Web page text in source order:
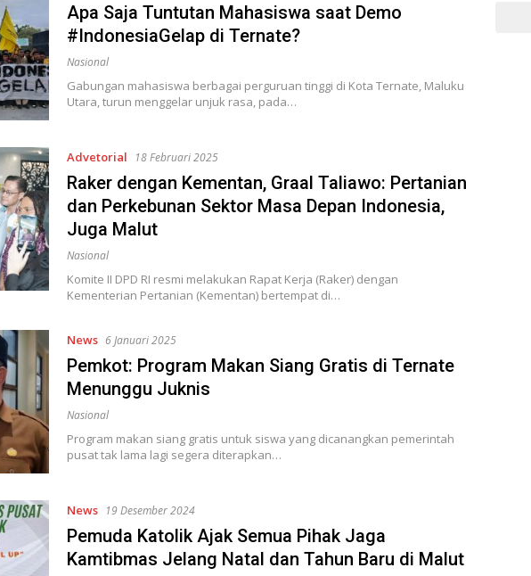
Apa Saja Tuntutan Mahasiswa saat Demo
#IndonesiaGelap di Ternate?
Nasional
Gabungan mahasiswa berbagai perguruan tinggi di Kota Ternate, Maluku
Utara, turun menggelar unjuk rasa, pada…
Advetorial 18 Februari 2025
Raker dengan Kementan, Graal Taliawo: Pertanian
dan Perkebunan Sektor Masa Depan Indonesia,
Juga Malut
Nasional
Komite II DPD RI resmi melakukan Rapat Kerja (Raker) dengan
Kementerian Pertanian (Kementan) bertempat di…
News 6 Januari 2025
Pemkot: Program Makan Siang Gratis di Ternate
Menunggu Juknis
Nasional
Program makan siang gratis untuk siswa yang dicanangkan pemerintah
pusat tak lama lagi segera diterapkan…
News 19 Desember 2024
Pemuda Katolik Ajak Semua Pihak Jaga
Kamtibmas Jelang Natal dan Tahun Baru di Malut